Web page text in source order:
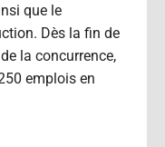
que le
Dès la fin de
la concurrence,
emplois en